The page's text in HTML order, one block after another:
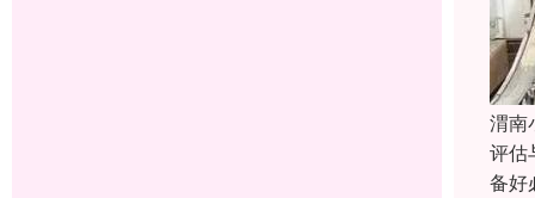
渭南
评估
备好